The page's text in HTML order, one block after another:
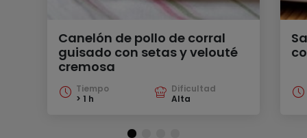
Canelón de pollo de corral
guisado con setas y velouté
cremosa
Tiempo
> 1 h
Dificultad
Alta